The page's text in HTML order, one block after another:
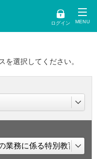
ログイン
を選択してください。